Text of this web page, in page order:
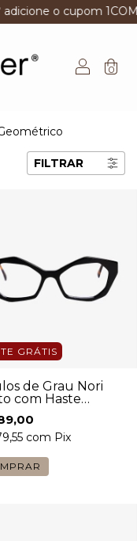
o cupom
0
FILTRAR
GRÁTIS
de Grau Nori
com Haste
Feminino
com Pix